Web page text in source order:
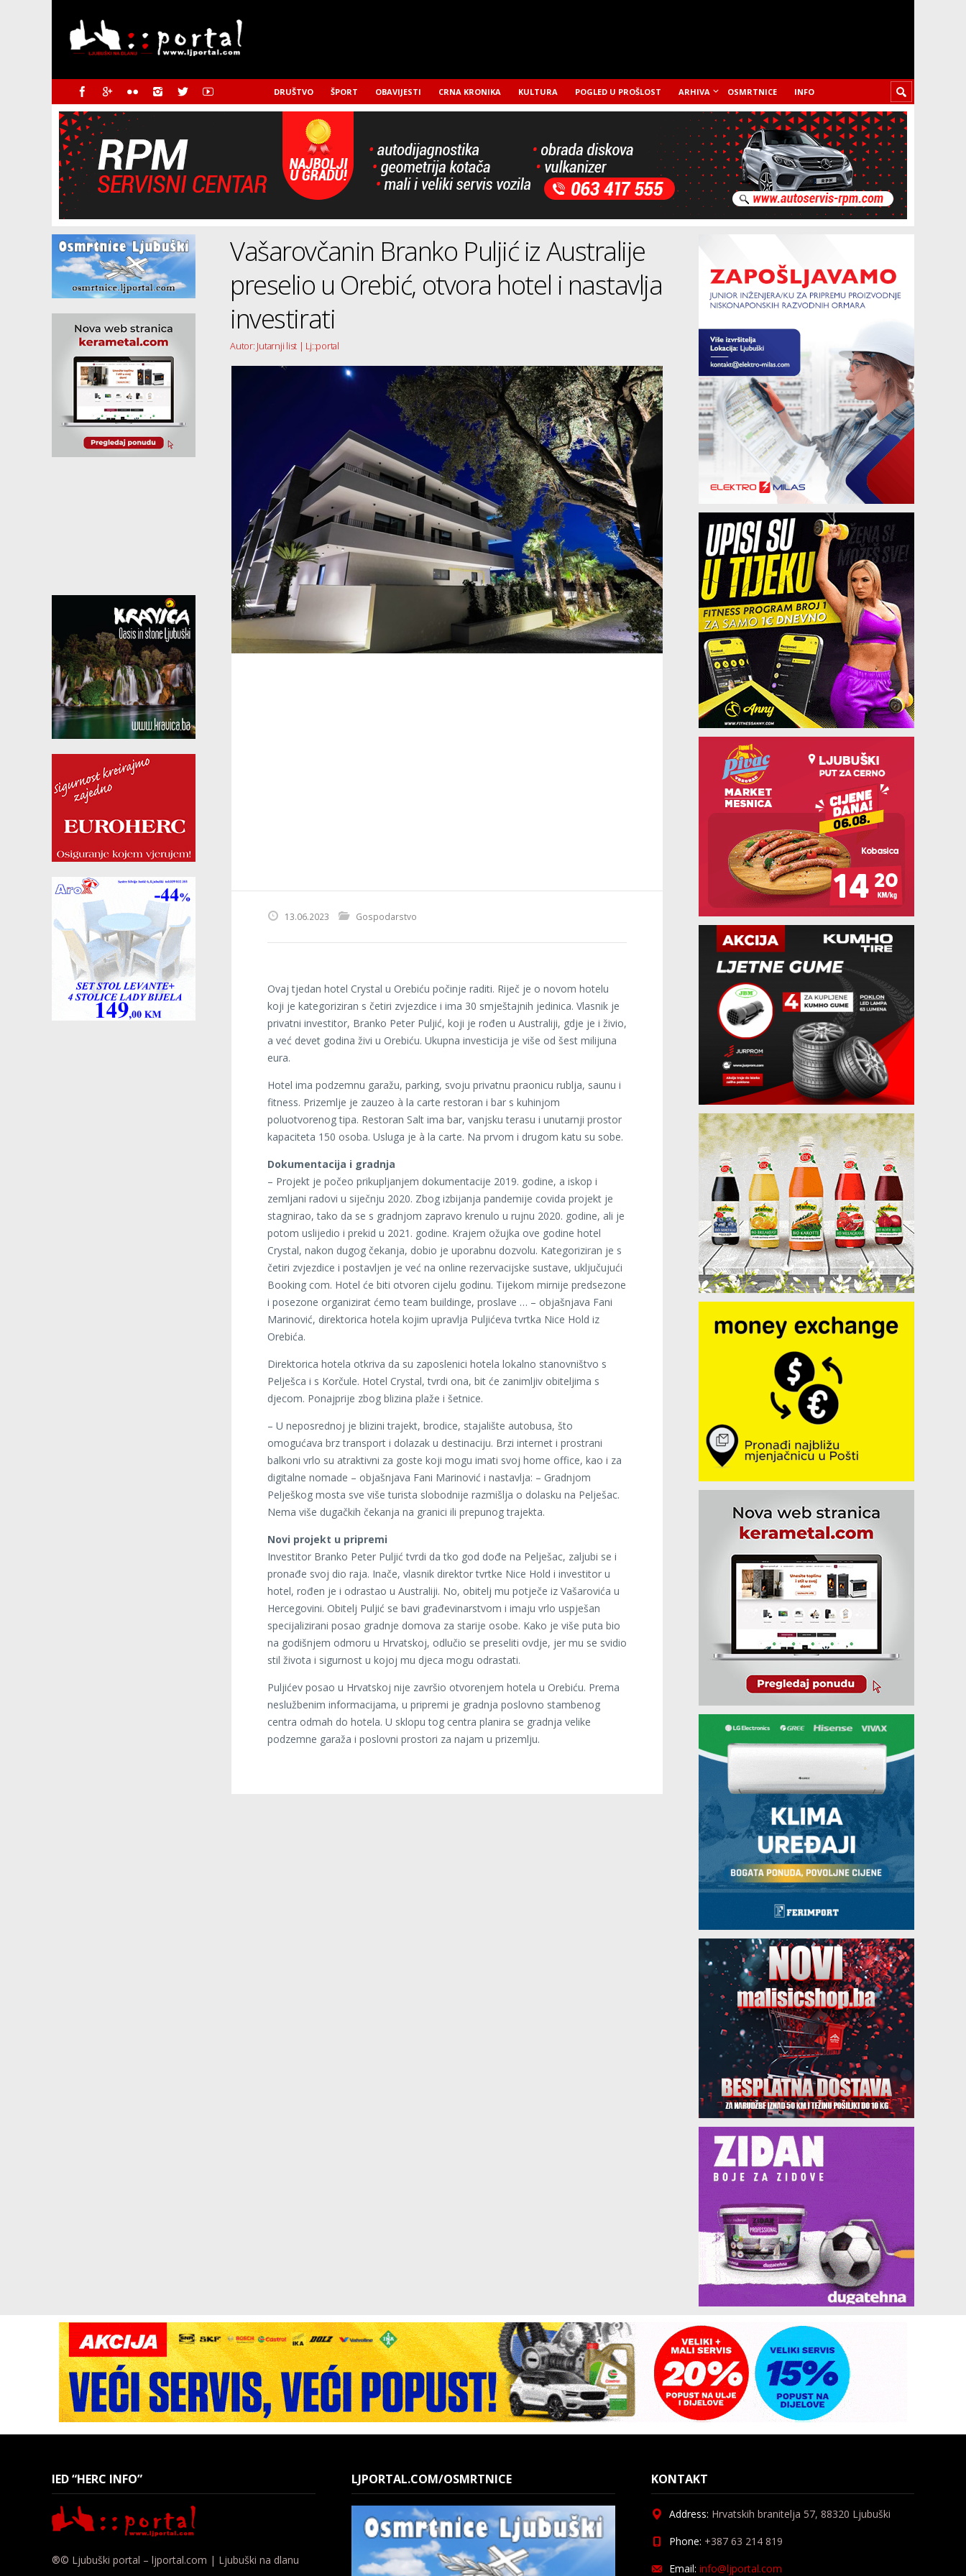
DRUŠTVO ŠPORT OBAVIJESTI CRNA KRONIKA KULTURA POGLED U PROŠLOST ARHIVA OSMRTNICE INFO
Vašarovčanin Branko Puljić iz Australije
preselio u Orebić, otvora hotel i nastavlja
investirati
Autor: Jutarnji list | Lj::portal
13.06.2023 Gospodarstvo
Ovaj tjedan hotel Crystal u Orebiću počinje raditi. Riječ je o novom hotelu
koji je kategoriziran s četiri zvjezdice i ima 30 smještajnih jedinica. Vlasnik je
privatni investitor, Branko Peter Puljić, koji je rođen u Australiji, gdje je i živio,
a već devet godina živi u Orebiću. Ukupna investicija je više od šest milijuna
eura.
Hotel ima podzemnu garažu, parking, svoju privatnu praonicu rublja, saunu i
fitness. Prizemlje je zauzeo à la carte restoran i bar s kuhinjom
poluotvorenog tipa. Restoran Salt ima bar, vanjsku terasu i unutarnji prostor
kapaciteta 150 osoba. Usluga je à la carte. Na prvom i drugom katu su sobe.
Dokumentacija i gradnja
– Projekt je počeo prikupljanjem dokumentacije 2019. godine, a iskop i
zemljani radovi u siječnju 2020. Zbog izbijanja pandemije covida projekt je
stagnirao, tako da se s gradnjom zapravo krenulo u rujnu 2020. godine, ali je
potom uslijedio i prekid u 2021. godine. Krajem ožujka ove godine hotel
Crystal, nakon dugog čekanja, dobio je uporabnu dozvolu. Kategoriziran je s
četiri zvjezdice i postavljen je već na online rezervacijske sustave, uključujući
Booking com. Hotel će biti otvoren cijelu godinu. Tijekom mirnije predsezone
i posezone organizirat ćemo team buildinge, proslave … – objašnjava Fani
Marinović, direktorica hotela kojim upravlja Puljićeva tvrtka Nice Hold iz
Orebića.
Direktorica hotela otkriva da su zaposlenici hotela lokalno stanovništvo s
Pelješca i s Korčule. Hotel Crystal, tvrdi ona, bit će zanimljiv obiteljima s
djecom. Ponajprije zbog blizina plaže i šetnice.
– U neposrednoj je blizini trajekt, brodice, stajalište autobusa, što
omogućava brz transport i dolazak u destinaciju. Brzi internet i prostrani
balkoni vrlo su atraktivni za goste koji mogu imati svoj home office, kao i za
digitalne nomade – objašnjava Fani Marinović i nastavlja: – Gradnjom
Pelješkog mosta sve više turista slobodnije razmišlja o dolasku na Pelješac.
Nema više dugačkih čekanja na granici ili prepunog trajekta.
Novi projekt u pripremi
Investitor Branko Peter Puljić tvrdi da tko god dođe na Pelješac, zaljubi se i
pronađe svoj dio raja. Inače, vlasnik direktor tvrtke Nice Hold i investitor u
hotel, rođen je i odrastao u Australiji. No, obitelj mu potječe iz Vašarovića u
Hercegovini. Obitelj Puljić se bavi građevinarstvom i imaju vrlo uspješan
specijalizirani posao gradnje domova za starije osobe. Kako je više puta bio
na godišnjem odmoru u Hrvatskoj, odlučio se preseliti ovdje, jer mu se svidio
stil života i sigurnost u kojoj mu djeca mogu odrastati.
Puljićev posao u Hrvatskoj nije završio otvorenjem hotela u Orebiću. Prema
neslužbenim informacijama, u pripremi je gradnja poslovno stambenog
centra odmah do hotela. U sklopu tog centra planira se gradnja velike
podzemne garaža i poslovni prostori za najam u prizemlju.
IED “HERC INFO”
®© Ljubuški portal – ljportal.com | Ljubuški na dlanu
LJPORTAL.COM/OSMRTNICE KONTAKT
Address: Hrvatskih branitelja 57, 88320 Ljubuški
Phone: +387 63 214 819
Email: info@ljportal.com